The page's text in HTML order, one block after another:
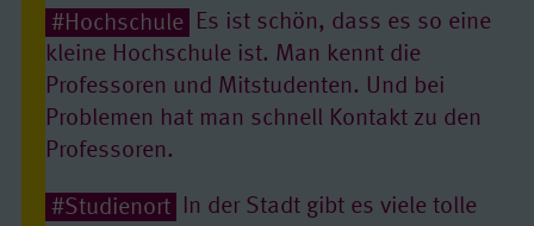
#Hochschule
Es ist schön, dass es so eine
kleine Hochschule ist. Man kennt die
Professoren und Mitstudenten. Und bei
Problemen hat man schnell Kontakt zu den
Professoren.
#Studienort In der Stadt gibt es viele tolle